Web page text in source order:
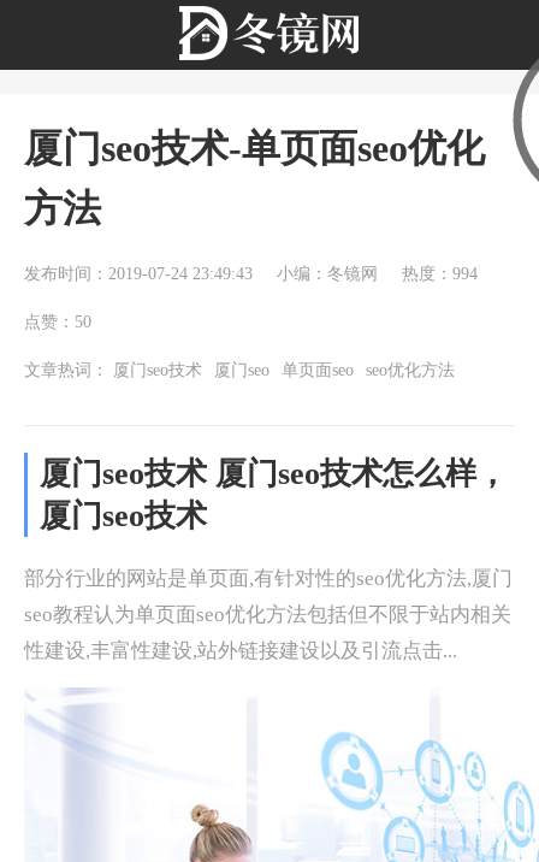
厦门seo技术-单页面seo优化
方法
发布时间：2019-07-24 23:49:43 小编：冬镜网 热度：994
点赞：50
文章热词： 厦门seo技术 厦门seo 单页面seo seo优化方法
厦门seo技术 厦门seo技术怎么样，
厦门seo技术
部分行业的网站是单页面,有针对性的seo优化方法,厦门
seo教程认为单页面seo优化方法包括但不限于站内相关
性建设,丰富性建设,站外链接建设以及引流点击...